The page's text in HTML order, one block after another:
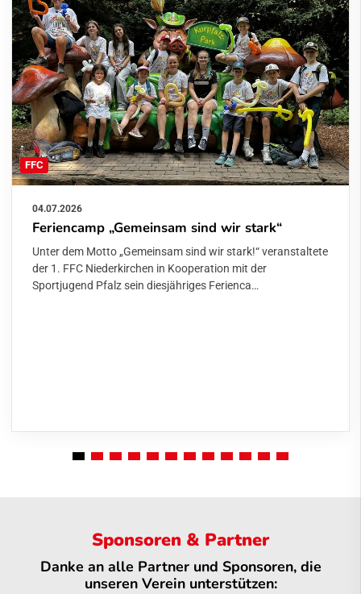
FFC
04.07.2026
Feriencamp „Gemeinsam sind wir stark“
Unter dem Motto „Gemeinsam sind wir stark!“ veranstaltete
der 1. FFC Niederkirchen in Kooperation mit der
Sportjugend Pfalz sein diesjähriges Ferienca…
Sponsoren & Partner
Danke an alle Partner und Sponsoren, die
unseren Verein unterstützen: